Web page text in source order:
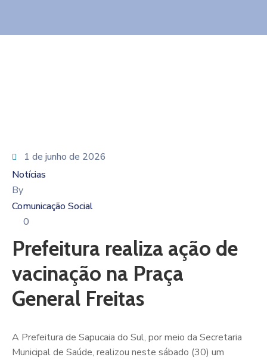
1 de junho de 2026
Notícias
By
Comunicação Social
0
Prefeitura realiza ação de
vacinação na Praça
General Freitas
A Prefeitura de Sapucaia do Sul, por meio da Secretaria
Municipal de Saúde, realizou neste sábado (30) um